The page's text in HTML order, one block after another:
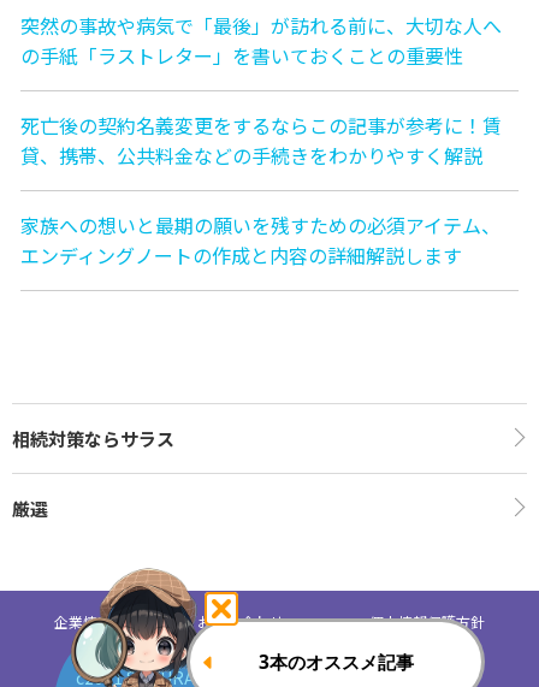
突然の事故や病気で「最後」が訪れる前に、大切な人へ
の手紙「ラストレター」を書いておくことの重要性
死亡後の契約名義変更をするならこの記事が参考に！賃
貸、携帯、公共料金などの手続きをわかりやすく解説
家族への想いと最期の願いを残すための必須アイテム、
エンディングノートの作成と内容の詳細解説します
相続対策ならサラス
厳選
企業情報 お問い合わせ 個人情報保護方針
c2021 SAMURAI Security Inc. All Rights Reserved.